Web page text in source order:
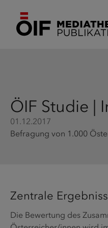
ÖIF Studie |
01.12.2017
Befragung von 1.000
Zentrale
Die Bewertung des